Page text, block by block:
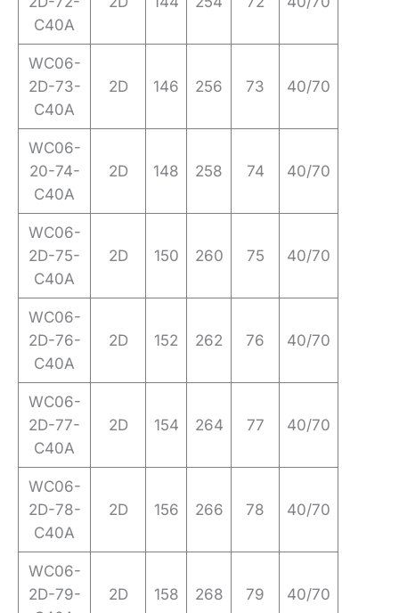
C40A
WC06-
2D-73-
C40A
2D 146 256 73 40/70
WC06-
20-74-
C40A
2D 148 258 74 40/70
WC06-
2D-75-
C40A
2D 150 260 75 40/70
WC06-
2D-76-
C40A
2D 152 262 76 40/70
WC06-
2D-77-
C40A
2D 154 264 77 40/70
WC06-
2D-78-
C40A
2D 156 266 78 40/70
WC06-
2D-79-
2D 158 268 79 40/70